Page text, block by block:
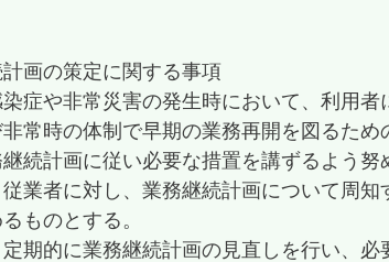
画の策定に関する事項
症や非常災害の発生時において、利用
常時の体制で早期の業務再開を図るた
続計画に従い必要な措置を講ずるよう努
従業者に対し、業務継続計画について周
ものとする。
定期的に業務継続計画の見直しを行い、